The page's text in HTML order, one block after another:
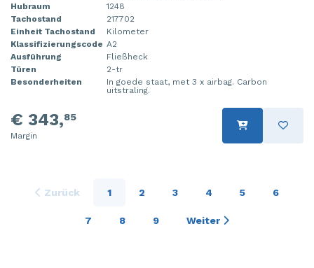
Hubraum
1248
Tachostand
217702
Einheit Tachostand
Kilometer
Klassifizierungscode A2
Ausführung
Fließheck
Türen
2-tr
Besonderheiten
In goede staat, met 3 x airbag. Carbon
uitstraling.
€ 343,85
Margin
Zurück 1 2 3 4 5 6
7 8 9 Weiter